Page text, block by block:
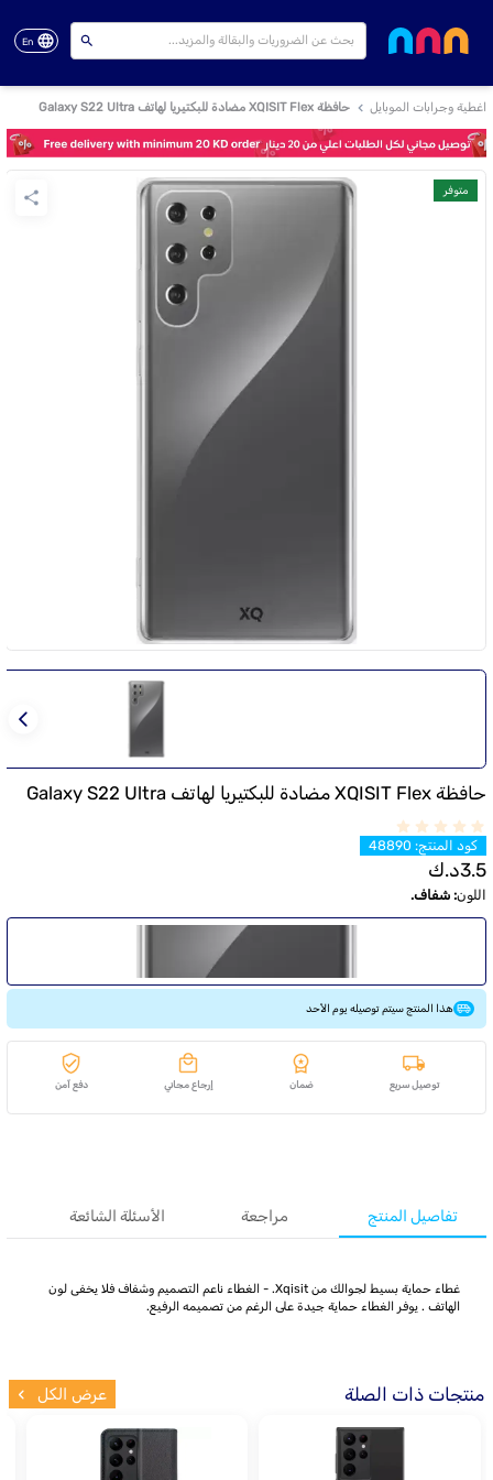
En
اغطية وجرابات الموبايل حافظة XQISIT Flex مضادة للبكتيريا لهاتف Galaxy S22 Ultra
متوفر
حافظة XQISIT Flex مضادة للبكتيريا لهاتف Galaxy S22 Ultra
كود المنتج:
48890
3.5د.ك
اللون: شفاف.
هذا المنتج سيتم توصيله يوم الأحد
توصيل سريع ضمان إرجاع مجاني دفع آمن
تفاصيل المنتج مراجعة الأسئلة الشائعة
غطاء حماية بسيط لجوالك من Xqisit. - الغطاء ناعم التصميم وشفاف فلا يخفى لون
الهاتف . يوفر الغطاء حماية جيدة على الرغم من تصميمه الرفيع.
منتجات ذات الصلة عرض الكل